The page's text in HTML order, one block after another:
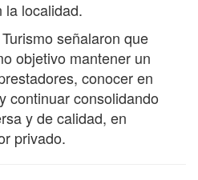
la localidad.
señalaron que
objetivo mantener un
conocer en
continuar consolidando
y de calidad, en
privado.